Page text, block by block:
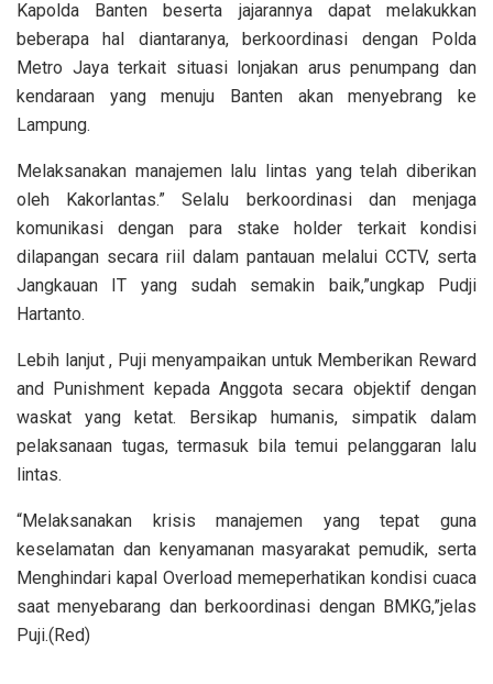
Kapolda Banten beserta jajarannya dapat melakukkan
beberapa hal diantaranya, berkoordinasi dengan Polda
Metro Jaya terkait situasi lonjakan arus penumpang dan
kendaraan yang menuju Banten akan menyebrang ke
Lampung.
Melaksanakan manajemen lalu lintas yang telah diberikan
oleh Kakorlantas.” Selalu berkoordinasi dan menjaga
komunikasi dengan para stake holder terkait kondisi
dilapangan secara riil dalam pantauan melalui CCTV, serta
Jangkauan IT yang sudah semakin baik,”ungkap Pudji
Hartanto.
Lebih lanjut , Puji menyampaikan untuk Memberikan Reward
and Punishment kepada Anggota secara objektif dengan
waskat yang ketat. Bersikap humanis, simpatik dalam
pelaksanaan tugas, termasuk bila temui pelanggaran lalu
lintas.
“Melaksanakan krisis manajemen yang tepat guna
keselamatan dan kenyamanan masyarakat pemudik, serta
Menghindari kapal Overload memeperhatikan kondisi cuaca
saat menyebarang dan berkoordinasi dengan BMKG,”jelas
Puji.(Red)